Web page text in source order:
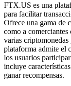
FTX.US es una
para facilitar
Ofrece una gama de
como a comerciantes
varias criptomonedas
plataforma admite el
los usuarios
incluye
ganar recompensas.